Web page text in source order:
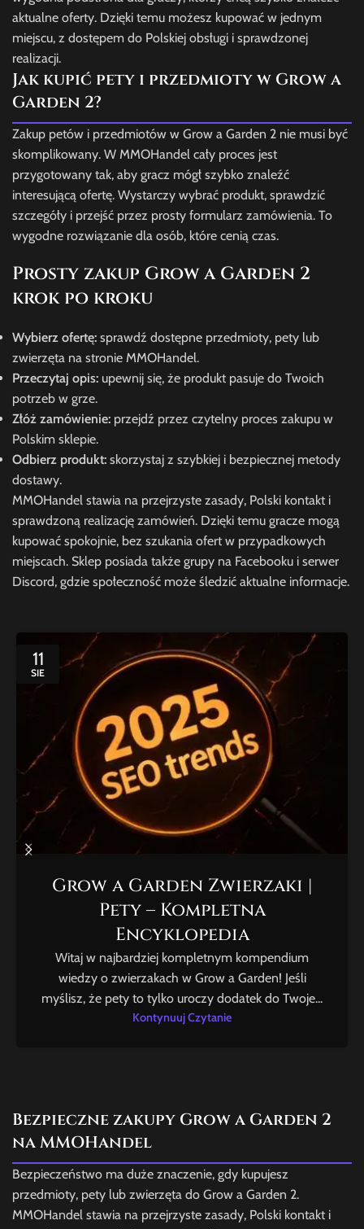
11
SIE
Grow a Garden Zwierzaki |
Pety – Kompletna
Encyklopedia
Witaj w najbardziej kompletnym kompendium
wiedzy o zwierzakach w Grow a Garden! Jeśli
myślisz, że pety to tylko uroczy dodatek do Twoje...
Kontynuuj Czytanie
aktualne oferty. Dzięki temu możesz kupować w jednym
miejscu, z dostępem do Polskiej obsługi i sprawdzonej
realizacji.
Jak kupić pety i przedmioty w Grow a
Garden 2?
Zakup petów i przedmiotów w Grow a Garden 2 nie musi być
skomplikowany. W MMOHandel cały proces jest
przygotowany tak, aby gracz mógł szybko znaleźć
interesującą ofertę. Wystarczy wybrać produkt, sprawdzić
szczegóły i przejść przez prosty formularz zamówienia. To
wygodne rozwiązanie dla osób, które cenią czas.
Prosty zakup Grow a Garden 2
krok po kroku
Wybierz ofertę: sprawdź dostępne przedmioty, pety lub
zwierzęta na stronie MMOHandel.
Przeczytaj opis: upewnij się, że produkt pasuje do Twoich
potrzeb w grze.
Złóż zamówienie: przejdź przez czytelny proces zakupu w
Polskim sklepie.
Odbierz produkt: skorzystaj z szybkiej i bezpiecznej metody
dostawy.
MMOHandel stawia na przejrzyste zasady, Polski kontakt i
sprawdzoną realizację zamówień. Dzięki temu gracze mogą
kupować spokojnie, bez szukania ofert w przypadkowych
miejscach. Sklep posiada także grupy na Facebooku i serwer
Discord, gdzie społeczność może śledzić aktualne informacje.
Bezpieczne zakupy Grow a Garden 2
na MMOHandel
Bezpieczeństwo ma duże znaczenie, gdy kupujesz
przedmioty, pety lub zwierzęta do Grow a Garden 2.
MMOHandel stawia na przejrzyste zasady, Polski kontakt i